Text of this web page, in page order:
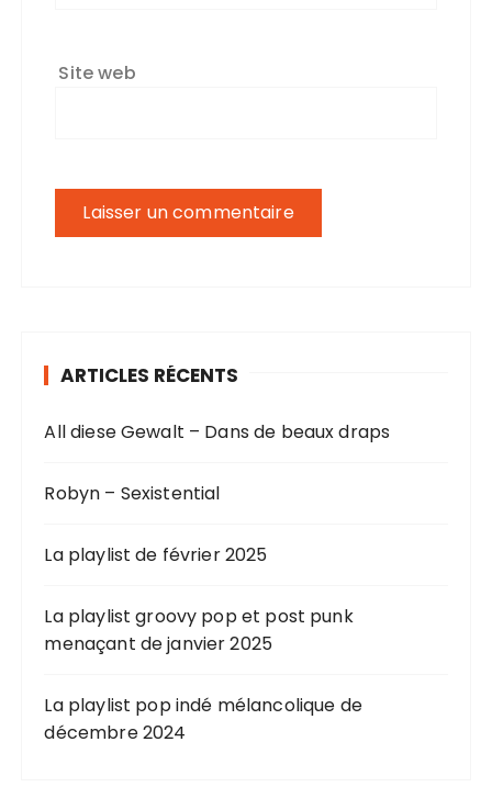
Site web
ARTICLES RÉCENTS
All diese Gewalt – Dans de beaux draps
Robyn – Sexistential
La playlist de février 2025
La playlist groovy pop et post punk
menaçant de janvier 2025
La playlist pop indé mélancolique de
décembre 2024